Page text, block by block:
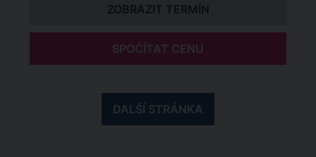
ZOBRAZIT TERMÍN
SPOČÍTAT CENU
DALŠÍ STRÁNKA